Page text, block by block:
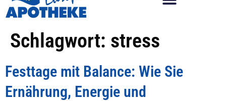
Schlagwort: stress
Festtage mit Balance: Wie Sie
Ernährung, Energie und